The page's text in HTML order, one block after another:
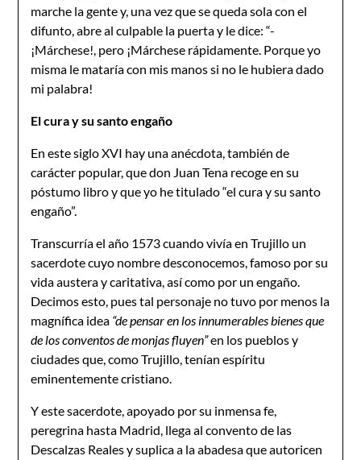
marche la gente y, una vez que se queda sola con el
difunto, abre al culpable la puerta y le dice: “-
¡Márchese!, pero ¡Márchese rápidamente. Porque yo
misma le mataría con mis manos si no le hubiera dado
mi palabra!
El cura y su santo engaño
En este siglo XVI hay una anécdota, también de
carácter popular, que don Juan Tena recoge en su
póstumo libro y que yo he titulado “el cura y su santo
engaño”.
Transcurría el año 1573 cuando vivía en Trujillo un
sacerdote cuyo nombre desconocemos, famoso por su
vida austera y caritativa, así como por un engaño.
Decimos esto, pues tal personaje no tuvo por menos la
magnífica idea “de pensar en los innumerables bienes que
de los conventos de monjas fluyen”en los pueblos y
ciudades que, como Trujillo, tenían espíritu
eminentemente cristiano.
Y este sacerdote, apoyado por su inmensa fe,
peregrina hasta Madrid, llega al convento de las
Descalzas Reales y suplica a la abadesa que autoricen